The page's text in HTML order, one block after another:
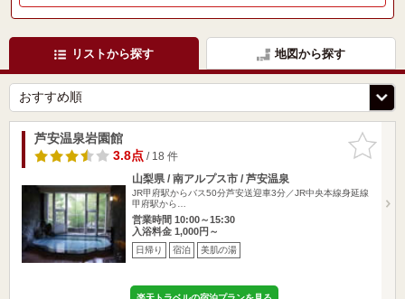
リストから探す 地図から探す
お気に入
りに追加
芦安温泉岩園館
3.8点/ 18 件
山梨県 / 南アルプス市 / 芦安温泉
JR甲府駅からバス50分芦安送迎車3分／JR中央本線身延線
甲府駅から…
営業時間 10:00～15:30
入浴料金 1,000円～
日帰り 宿泊 美肌の湯